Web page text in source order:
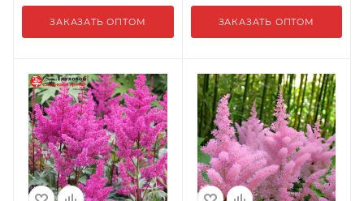
ЗАКАЗАТЬ ОПТОМ ЗАКАЗАТЬ ОПТОМ